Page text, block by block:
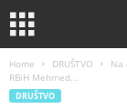
Home DRUŠTVO
Na
RBiH Mehmed...
DRUŠTVO